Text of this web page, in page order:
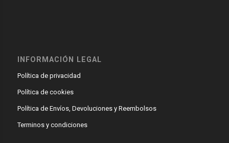
INFORMACIÓN LEGAL
Política de privacidad
Política de cookies
Política de Envíos, Devoluciones y Reembolsos
Terminos y condiciones